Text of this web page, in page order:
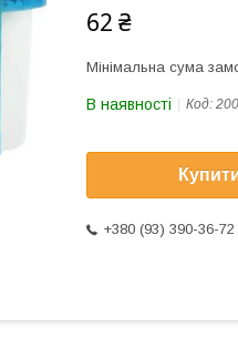
62 ₴
Мінімальна сума
В наявності Код:
+380 (93) 390-36-72